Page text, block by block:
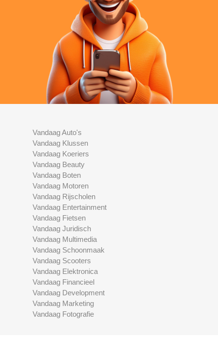
Vandaag Auto's
Vandaag Klussen
Vandaag Koeriers
Vandaag Beauty
Vandaag Boten
Vandaag Motoren
Vandaag Rijscholen
Vandaag Entertainment
Vandaag Fietsen
Vandaag Juridisch
Vandaag Multimedia
Vandaag Schoonmaak
Vandaag Scooters
Vandaag Elektronica
Vandaag Financieel
Vandaag Development
Vandaag Marketing
Vandaag Fotografie